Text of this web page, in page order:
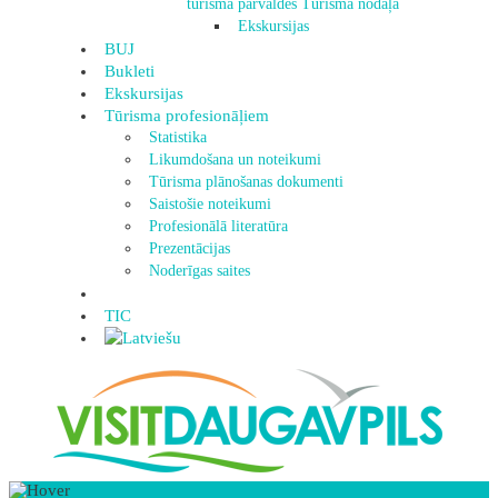
tūrisma pārvaldes Tūrisma nodaļa
Ekskursijas
BUJ
Bukleti
Ekskursijas
Tūrisma profesionāļiem
Statistika
Likumdošana un noteikumi
Tūrisma plānošanas dokumenti
Saistošie noteikumi
Profesionālā literatūra
Prezentācijas
Noderīgas saites
TIC